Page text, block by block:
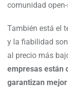
comunidad
También está el
y la fiabilidad
al precio más
empresas están
garantizan